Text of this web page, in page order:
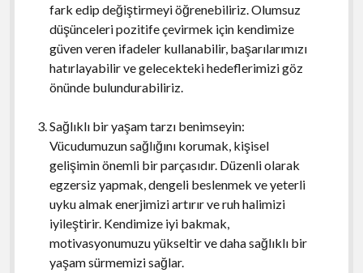
fark edip değiştirmeyi öğrenebiliriz. Olumsuz
düşünceleri pozitife çevirmek için kendimize
güven veren ifadeler kullanabilir, başarılarımızı
hatırlayabilir ve gelecekteki hedeflerimizi göz
önünde bulundurabiliriz.
Sağlıklı bir yaşam tarzı benimseyin:
Vücudumuzun sağlığını korumak, kişisel
gelişimin önemli bir parçasıdır. Düzenli olarak
egzersiz yapmak, dengeli beslenmek ve yeterli
uyku almak enerjimizi artırır ve ruh halimizi
iyileştirir. Kendimize iyi bakmak,
motivasyonumuzu yükseltir ve daha sağlıklı bir
yaşam sürmemizi sağlar.